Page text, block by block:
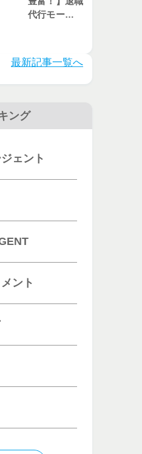
職歴に
れの優
代行モームリ
口コミを徹底
最新記事一覧へ
ング
ェント
ント